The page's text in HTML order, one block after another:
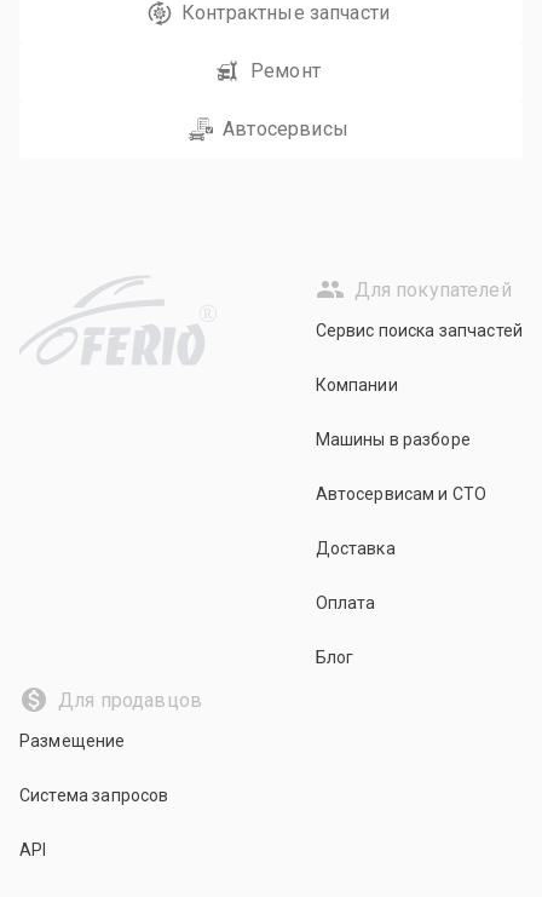
Контрактные запчасти
Ремонт
Автосервисы
R
Для покупателей
Сервис поиска запчастей
Компании
Машины в разборе
Автосервисам и СТО
Доставка
Оплата
Блог
Для продавцов
Размещение
Система запросов
API